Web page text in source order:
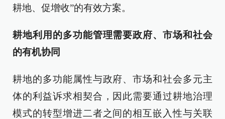
耕地、促增收”的有效方案。
耕地利用的多功能管理需要政府、市场和社会
的有机协同
耕地的多功能属性与政府、市场和社会多元主
体的利益诉求相契合，因此需要通过耕地治理
模式的转型增进二者之间的相互嵌入性与关联